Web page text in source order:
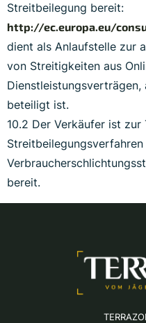
Streitbeilegung bereit:
http://ec.europa.eu/
dient als Anlaufstelle zur
von Streitigkeiten aus
Dienstleistungsverträgen,
beteiligt ist.
10.2 Der Verkäufer ist zur
bereit.